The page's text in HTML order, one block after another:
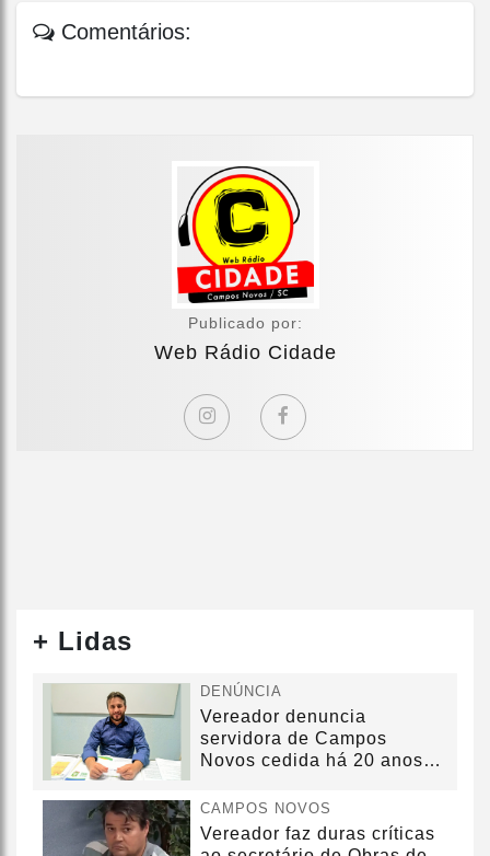
Comentários:
Publicado por:
Web Rádio Cidade
+ Lidas
DENÚNCIA
Vereador denuncia
servidora de Campos
Novos cedida há 20 anos
CAMPOS NOVOS
Vereador faz duras críticas